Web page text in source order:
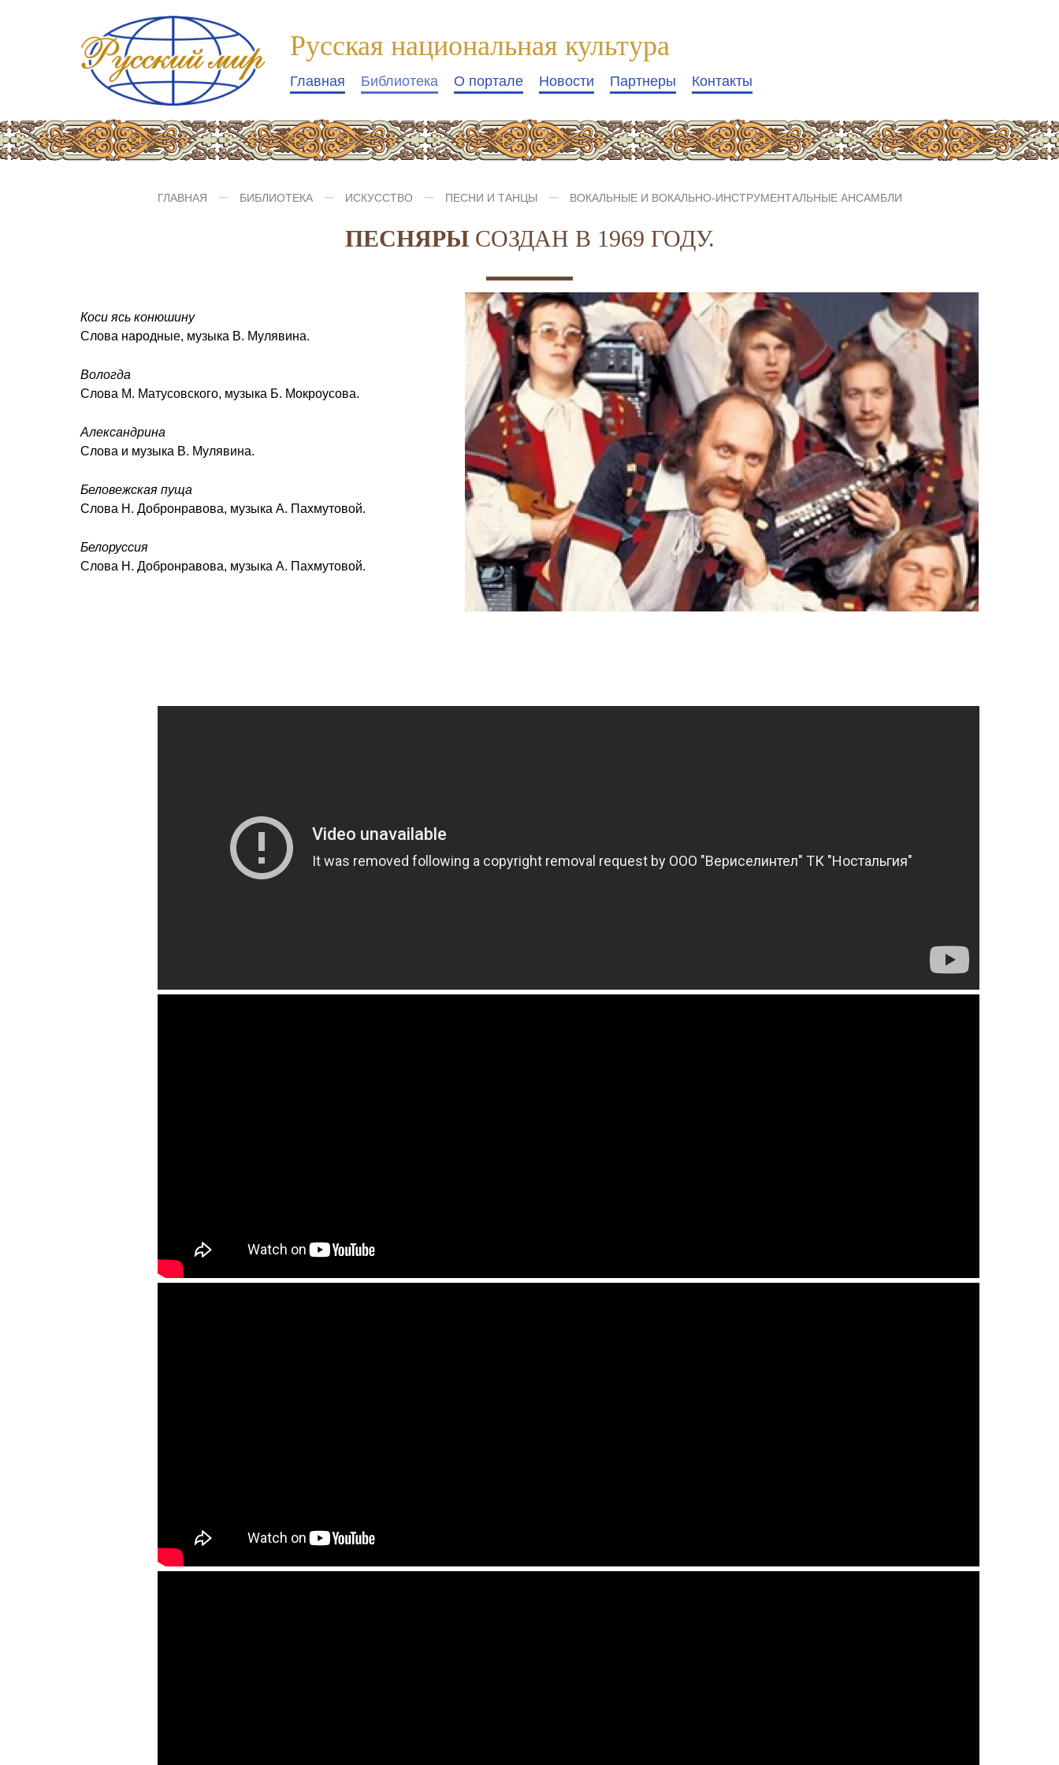
Русская национальная культура
Главная Библиотека О портале Новости Партнеры Контакты
ГЛАВНАЯ БИБЛИОТЕКА ИСКУССТВО ПЕСНИ И ТАНЦЫ ВОКАЛЬНЫЕ И ВОКАЛЬНО-ИНСТРУМЕНТАЛЬНЫЕ АНСАМБЛИ
ПЕСНЯРЫ СОЗДАН В 1969 ГОДУ.
Коси ясь конюшину
Слова народные, музыка В. Мулявина.
Вологда
Слова М. Матусовского, музыка Б. Мокроусова.
Александрина
Слова и музыка В. Мулявина.
Беловежская пуща
Слова Н. Добронравова, музыка А. Пахмутовой.
Белоруссия
Слова Н. Добронравова, музыка А. Пахмутовой.